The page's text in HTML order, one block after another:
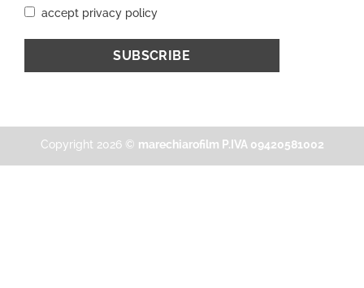
accept privacy policy
Copyright 2026 © marechiarofilm P.IVA 09420581002